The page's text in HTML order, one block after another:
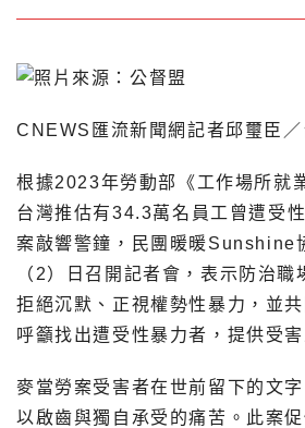
CNEWS匯流新聞網記者邱璽臣／
根據2023年勞動部《工作場所就
台灣推估有34.3萬名員工曾遭受
案敲響警鐘，民團暖暖Sunshine
（2）日召開記者會，表示防治職
拒絕沉默、正視權勢性暴力，並
呼籲找出遭受性暴力者，提供受害
麥當勞案受害者在世前留下的文
以啟齒與獨自承受的痛苦。此案